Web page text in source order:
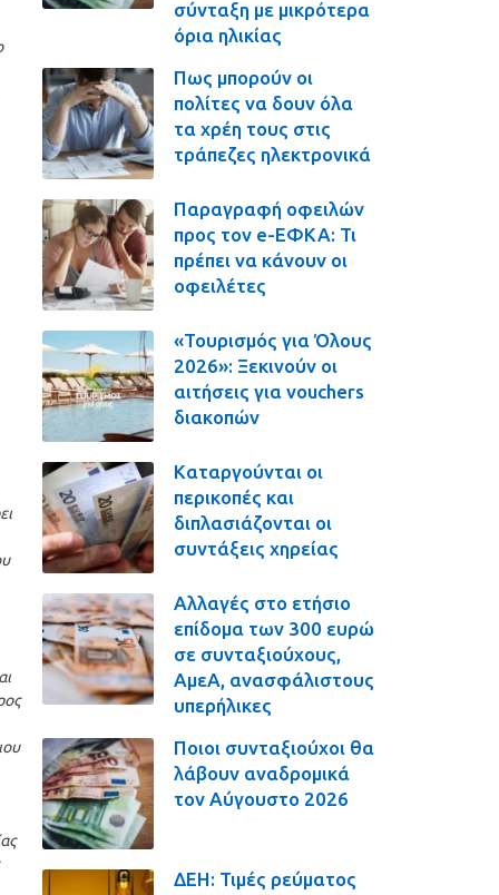
σύνταξη με μικρότερα
όρια ηλικίας
Πως μπορούν οι
πολίτες να δουν όλα
τα χρέη τους στις
τράπεζες ηλεκτρονικά
Παραγραφή οφειλών
προς τον e-ΕΦΚΑ: Τι
πρέπει να κάνουν οι
οφειλέτες
«Τουρισμός για Όλους
2026»: Ξεκινούν οι
αιτήσεις για vouchers
διακοπών
Καταργούνται οι
περικοπές και
διπλασιάζονται οι
συντάξεις χηρείας
Αλλαγές στο ετήσιο
επίδομα των 300 ευρώ
σε συνταξιούχους,
ΑμεΑ, ανασφάλιστους
υπερήλικες
Ποιοι συνταξιούχοι θα
λάβουν αναδρομικά
τον Αύγουστο 2026
ΔΕΗ: Τιμές ρεύματος